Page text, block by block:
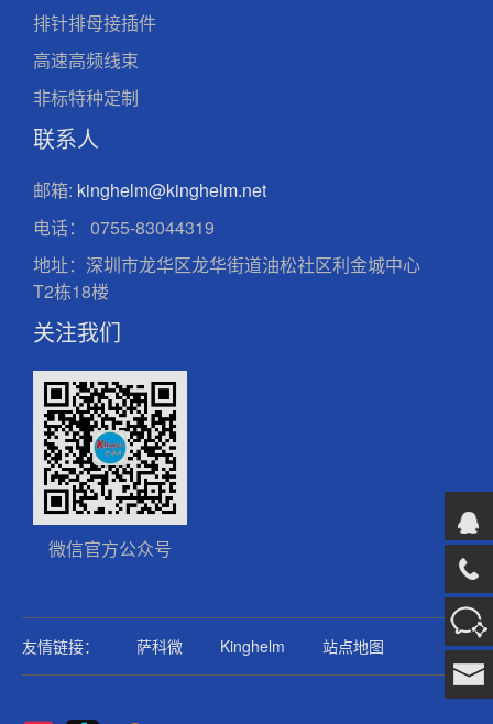
排针排母接插件
高速高频线束
非标特种定制
联系人
邮箱: kinghelm@kinghelm.net
电话：
0755-83044319
地址：深圳市龙华区龙华街道油松社区利金城中心
T2栋18楼
关注我们
微信官方公众号
友情链接： 萨科微 Kinghelm 站点地图